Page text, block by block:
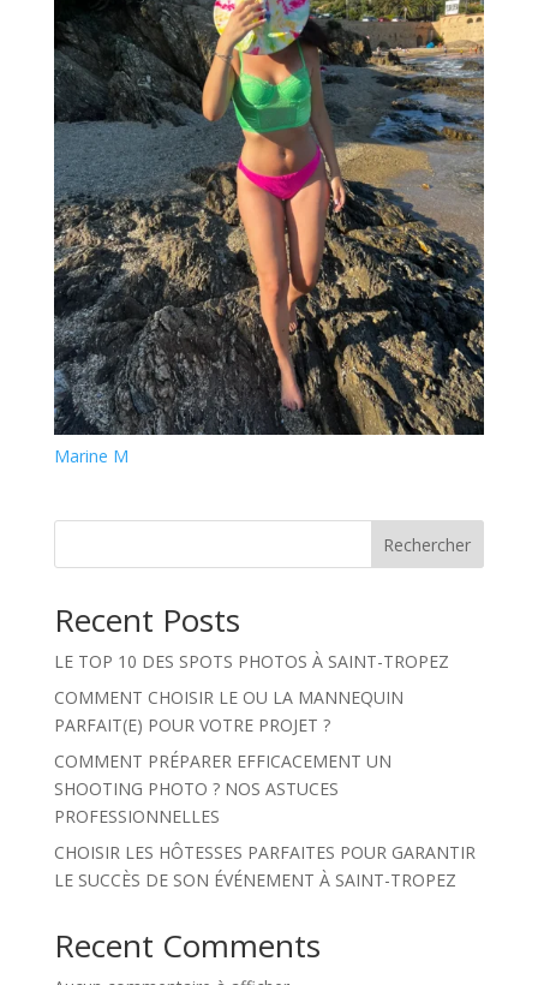
Marine M
Rechercher
Recent Posts
LE TOP 10 DES SPOTS PHOTOS À SAINT-TROPEZ
COMMENT CHOISIR LE OU LA MANNEQUIN
PARFAIT(E) POUR VOTRE PROJET ?
COMMENT PRÉPARER EFFICACEMENT UN
SHOOTING PHOTO ? NOS ASTUCES
PROFESSIONNELLES
CHOISIR LES HÔTESSES PARFAITES POUR GARANTIR
LE SUCCÈS DE SON ÉVÉNEMENT À SAINT-TROPEZ
Recent Comments